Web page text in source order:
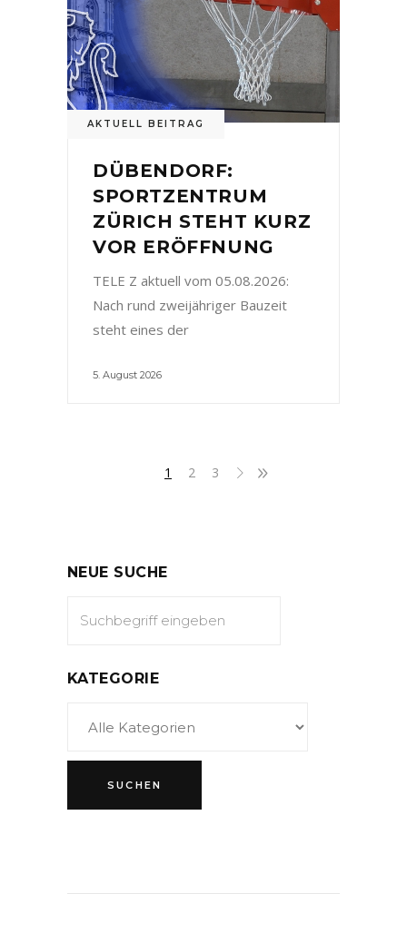
AKTUELL BEITRAG
DÜBENDORF:
SPORTZENTRUM
ZÜRICH STEHT KURZ
VOR ERÖFFNUNG
TELE Z aktuell vom 05.08.2026:
Nach rund zweijähriger Bauzeit
steht eines der
5. August 2026
1 2 3
NEUE SUCHE
KATEGORIE